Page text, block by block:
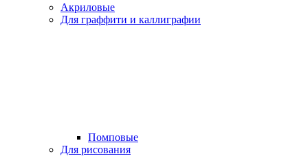
Акриловые
Для граффити и каллиграфии
Помповые
Для рисования